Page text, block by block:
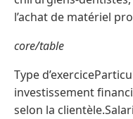
l’achat de matériel
core/table
Type
investissement
selon la